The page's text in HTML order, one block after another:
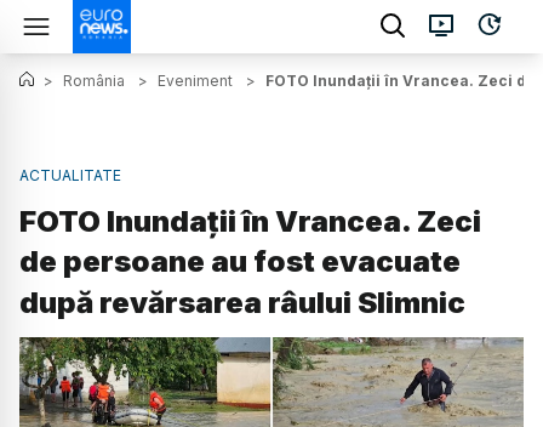
> România > Eveniment > FOTO Inundații în Vrancea. Zeci
ACTUALITATE
FOTO Inundații în Vrancea. Zeci
de persoane au fost evacuate
după revărsarea râului Slimnic